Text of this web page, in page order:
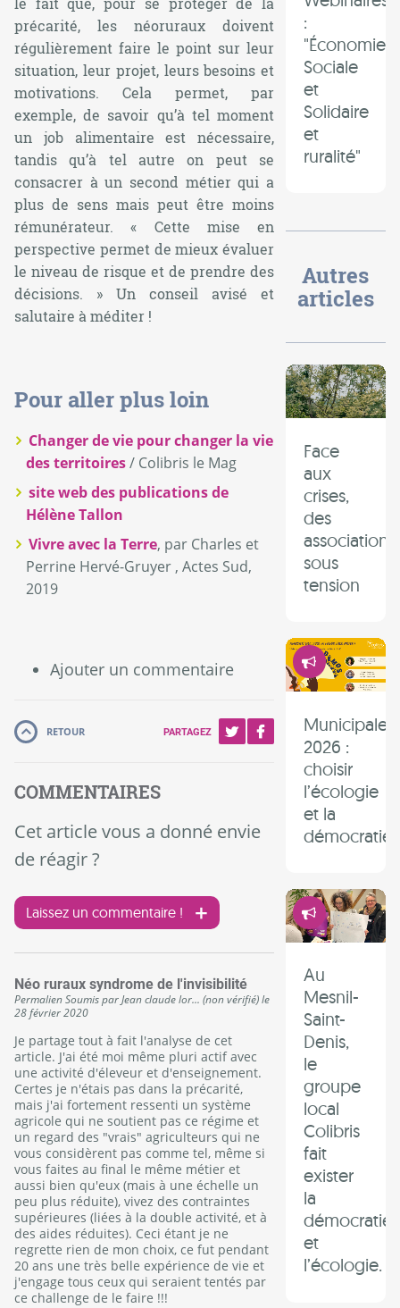
précarité, les néoruraux doivent
régulièrement faire le point sur leur
situation, leur projet, leurs besoins et
motivations. Cela permet, par
exemple, de savoir qu’à tel moment
un job alimentaire est nécessaire,
tandis qu’à tel autre on peut se
consacrer à un second métier qui a
plus de sens mais peut être moins
rémunérateur. « Cette mise en
perspective permet de mieux évaluer
le niveau de risque et de prendre des
décisions. » Un conseil avisé et
salutaire à méditer !
Pour aller plus loin
Changer de vie pour changer la vie
des territoires/ Colibris le Mag
site web des publications de
Hélène Tallon
Vivre avec la Terre, par Charles et
Perrine Hervé-Gruyer , Actes Sud,
2019
:
"Économie
Sociale
et
Solidaire
et
ruralité"
Autres
articles
Face
aux
crises,
des
associations
sous
tension
Municipales
2026 :
choisir
l’écologie
et la
démocratie
Au
Mesnil-
Saint-
Denis,
le
groupe
local
Colibris
fait
exister
la
démocratie
et
l’écologie.
Ajouter un commentaire
RETOUR PARTAGEZ
COMMENTAIRES
Cet article vous a donné envie
de réagir ?
Laissez un commentaire !
Néo ruraux syndrome de l'invisibilité
PermalienSoumis parJean claude lor... (non vérifié)le
28 février 2020
Je partage tout à fait l'analyse de cet
article. J'ai été moi même pluri actif avec
une activité d'éleveur et d'enseignement.
Certes je n'étais pas dans la précarité,
mais j'ai fortement ressenti un système
agricole qui ne soutient pas ce régime et
un regard des "vrais" agriculteurs qui ne
vous considèrent pas comme tel, même si
vous faites au final le même métier et
aussi bien qu'eux (mais à une échelle un
peu plus réduite), vivez des contraintes
supérieures (liées à la double activité, et à
des aides réduites). Ceci étant je ne
regrette rien de mon choix, ce fut pendant
20 ans une très belle expérience de vie et
j'engage tous ceux qui seraient tentés par
ce challenge de le faire !!!